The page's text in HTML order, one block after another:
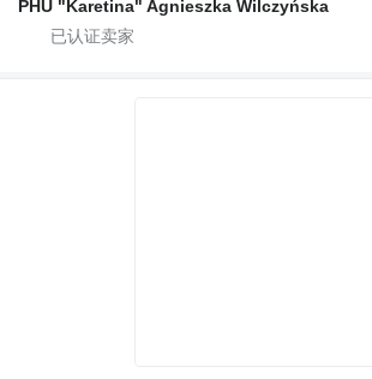
PHU "Karetina" Agnieszka Wilczyńska